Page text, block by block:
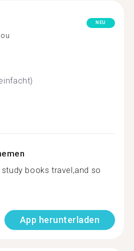
NEU
books travel,and so
App herunterladen